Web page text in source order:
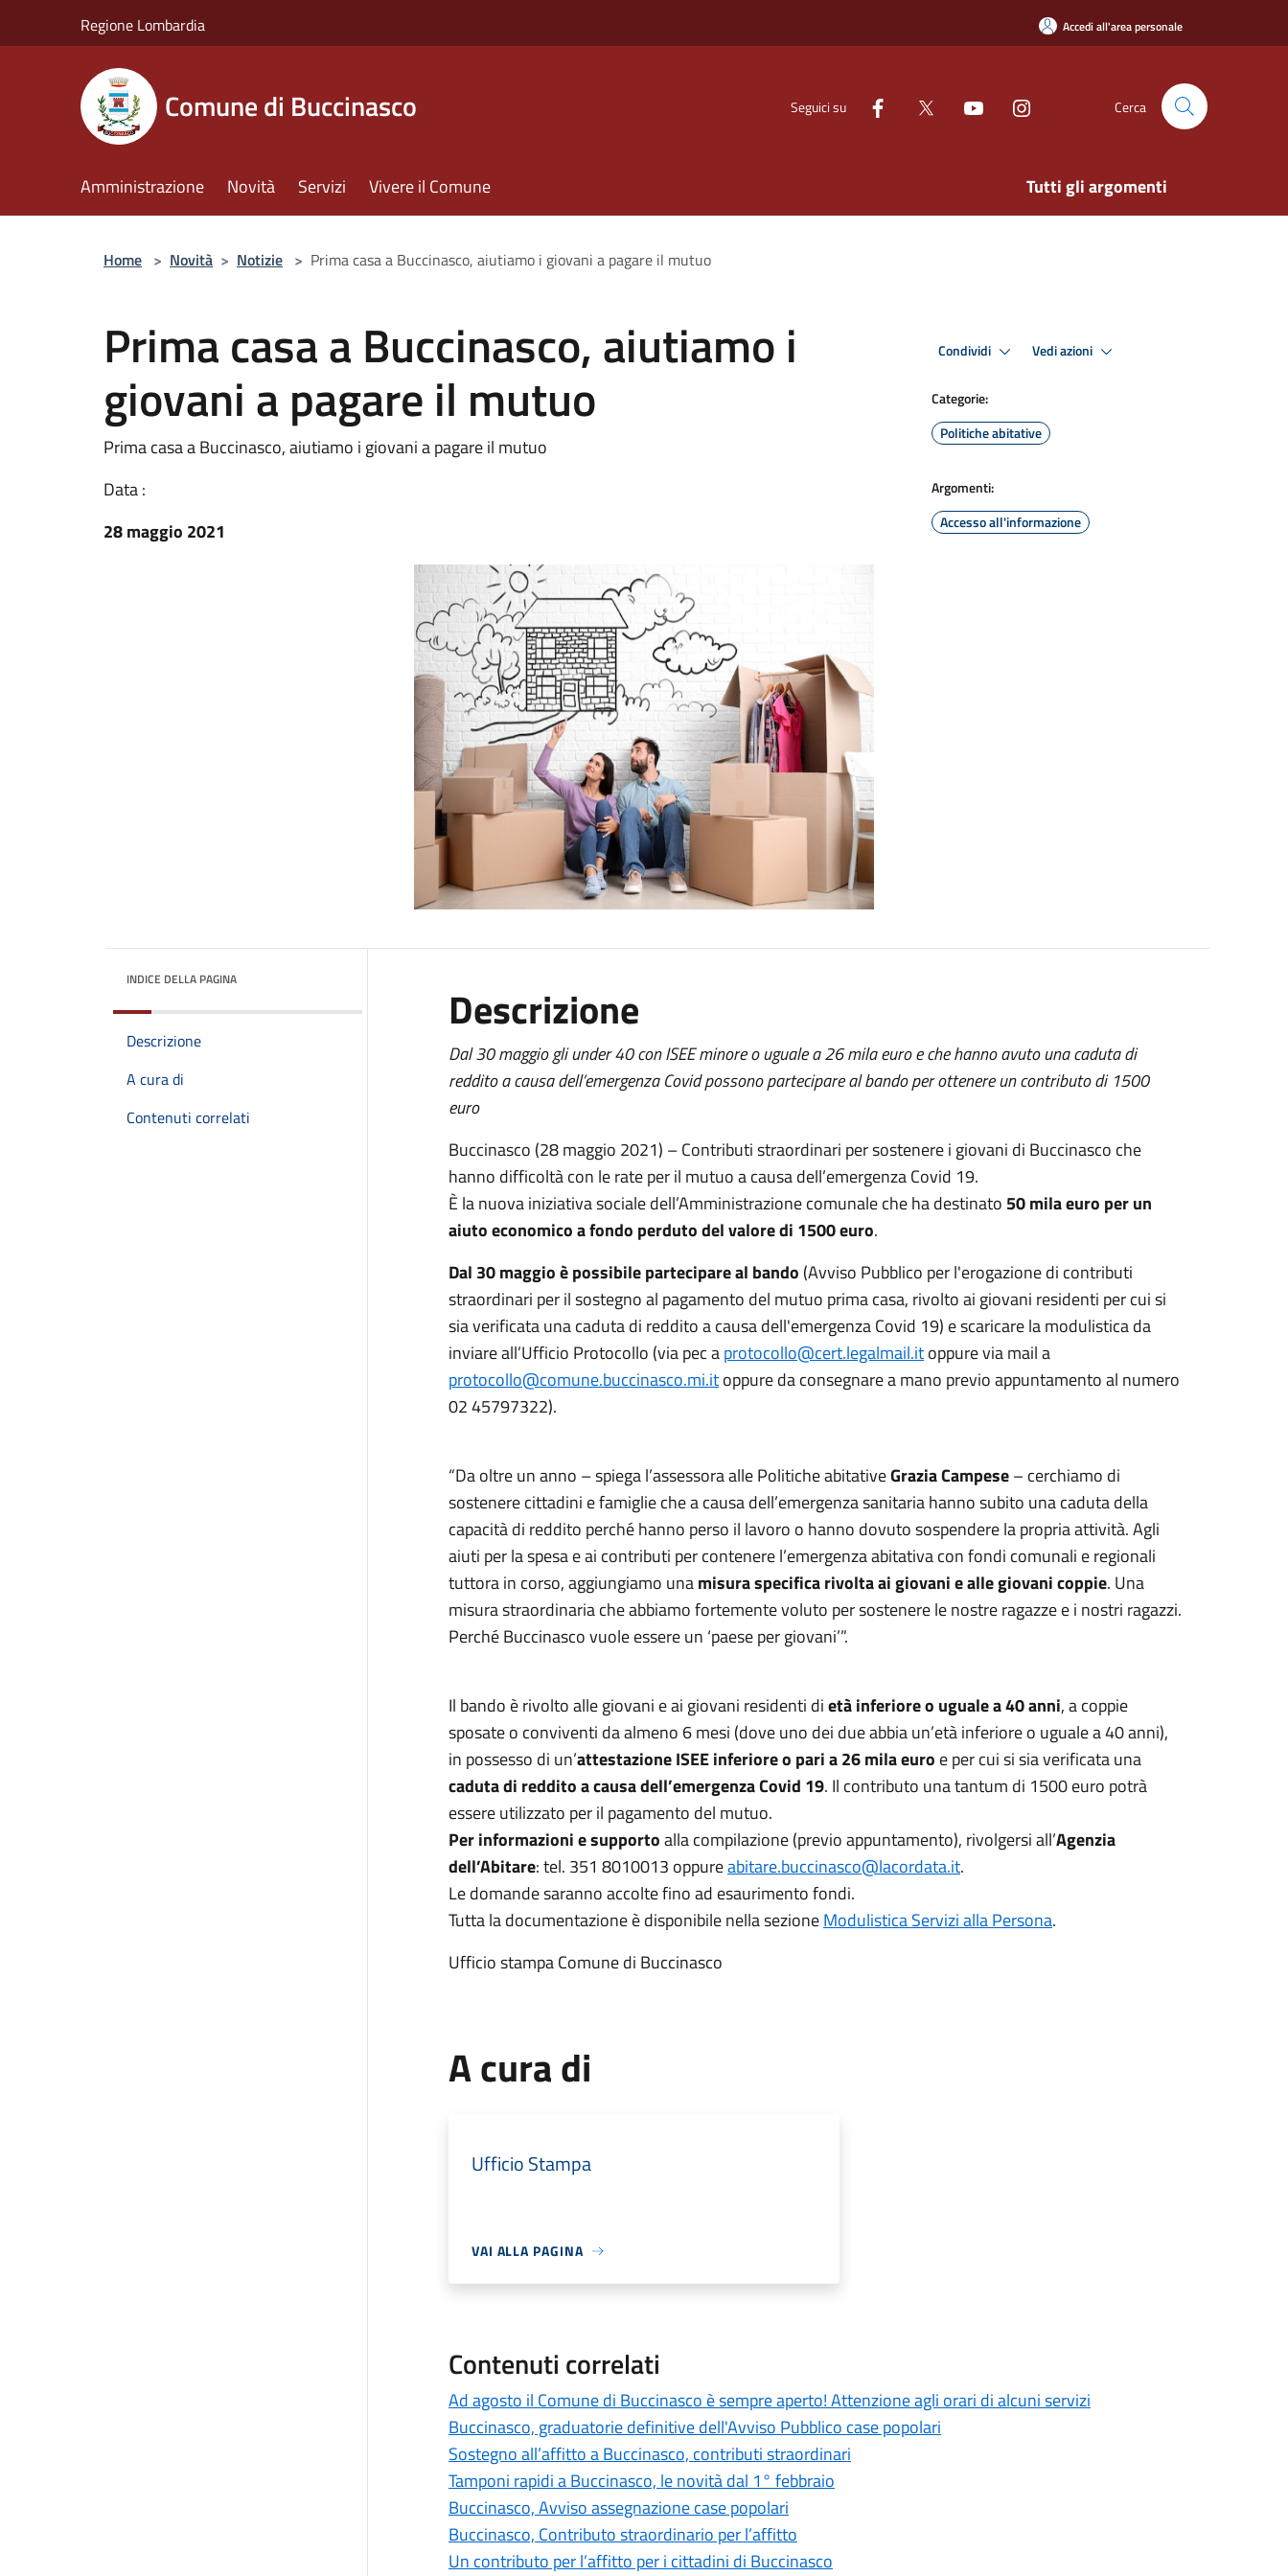
Regione Lombardia Accedi all'area personale
Comune di Buccinasco Seguici su Cerca
Amministrazione Novità Servizi Vivere il Comune Tutti gli argomenti
Home > Novità > Notizie > Prima casa a Buccinasco, aiutiamo i giovani a pagare il mutuo
Prima casa a Buccinasco, aiutiamo i
giovani a pagare il mutuo
Prima casa a Buccinasco, aiutiamo i giovani a pagare il mutuo
Data :
28 maggio 2021
Condividi Vedi azioni
Categorie:
Politiche abitative
Argomenti:
Accesso all'informazione
INDICE DELLA PAGINA
Descrizione
A cura di
Contenuti correlati
Descrizione
Dal 30 maggio gli under 40 con ISEE minore o uguale a 26 mila euro e che hanno avuto una caduta di
reddito a causa dell’emergenza Covid possono partecipare al bando per ottenere un contributo di 1500
euro
Buccinasco (28 maggio 2021) – Contributi straordinari per sostenere i giovani di Buccinasco che
hanno difficoltà con le rate per il mutuo a causa dell’emergenza Covid 19.
È la nuova iniziativa sociale dell’Amministrazione comunale che ha destinato 50 mila euro per un
aiuto economico a fondo perdutodel valore di 1500 euro.
Dal 30 maggio è possibile partecipare al bando (Avviso Pubblico per l'erogazione di contributi
straordinari per il sostegno al pagamento del mutuo prima casa, rivolto ai giovani residenti per cui si
sia verificata una caduta di reddito a causa dell'emergenza Covid 19) e scaricare la modulistica da
inviare all’Ufficio Protocollo (via pec aprotocollo@cert.legalmail.itoppure via mail a
protocollo@comune.buccinasco.mi.itoppure da consegnare a mano previo appuntamento al numero
02 45797322).
“Da oltre un anno – spiega l’assessora alle Politiche abitativeGrazia Campese– cerchiamo di
sostenere cittadini e famiglie che a causa dell’emergenza sanitaria hanno subito una caduta della
capacità di reddito perché hanno perso il lavoro o hanno dovuto sospendere la propria attività. Agli
aiuti per la spesa e ai contributi per contenere l’emergenza abitativa con fondi comunali e regionali
tuttora in corso, aggiungiamo unamisura specifica rivolta ai giovani e alle giovani coppie. Una
misura straordinaria che abbiamo fortemente voluto per sostenere le nostre ragazze e i nostri ragazzi.
Perché Buccinasco vuole essere un ‘paese per giovani’”.
Il bando è rivolto alle giovani e ai giovani residenti dietà inferiore o uguale a 40 anni, a coppie
sposate o conviventi da almeno 6 mesi (dove uno dei due abbia un’età inferiore o uguale a 40 anni),
in possesso di un’attestazione ISEE inferiore o pari a 26 mila euro e per cui si sia verificata una
caduta di reddito a causa dell’emergenza Covid 19. Il contributo una tantum di 1500 euro potrà
essere utilizzato per il pagamento del mutuo.
Per informazioni e supportoalla compilazione (previo appuntamento), rivolgersi all’Agenzia
dell’Abitare: tel. 351 8010013 oppureabitare.buccinasco@lacordata.it.
Le domande saranno accolte fino ad esaurimento fondi.
Tutta la documentazione è disponibile nella sezioneModulistica Servizi alla Persona.
Ufficio stampa Comune di Buccinasco
A cura di
Ufficio Stampa
VAI ALLA PAGINA
Contenuti correlati
Ad agosto il Comune di Buccinasco è sempre aperto! Attenzione agli orari di alcuni servizi
Buccinasco, graduatorie definitive dell'Avviso Pubblico case popolari
Sostegno all’affitto a Buccinasco, contributi straordinari
Tamponi rapidi a Buccinasco, le novità dal 1° febbraio
Buccinasco, Avviso assegnazione case popolari
Buccinasco, Contributo straordinario per l’affitto
Un contributo per l’affitto per i cittadini di Buccinasco